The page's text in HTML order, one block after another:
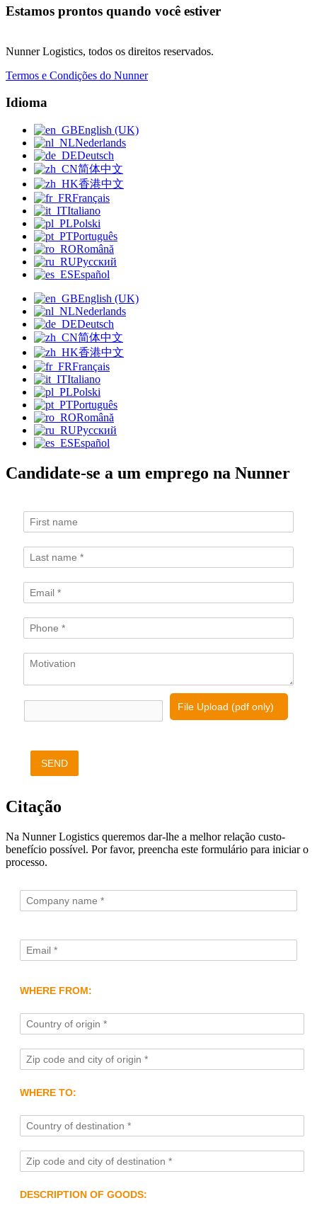
Estamos prontos quando você estiver
Nunner Logistics, todos os direitos reservados.
Termos e Condições do Nunner
Idioma
English (UK)
Nederlands
Deutsch
简体中文
香港中文
Français
Italiano
Polski
Português
Română
Русский
Español
English (UK)
Nederlands
Deutsch
简体中文
香港中文
Français
Italiano
Polski
Português
Română
Русский
Español
Candidate-se a um emprego na Nunner
File Upload (pdf only)
SEND
Citação
Na Nunner Logistics queremos dar-lhe a melhor relação custo-
benefício possível. Por favor, preencha este formulário para iniciar o
processo.
WHERE FROM:
WHERE TO:
DESCRIPTION OF GOODS: